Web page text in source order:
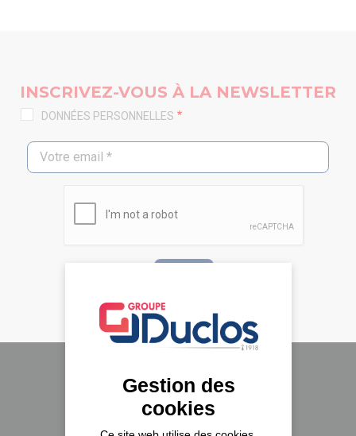
INSCRIVEZ-VOUS À LA NEWSLETTER
DONNÉES PERSONNELLES
Le groupe Duclos
A propos
Gestion des
cookies